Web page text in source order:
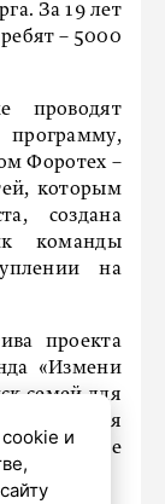
За 19 лет
– 5000
проводят
Форотех –
которым
создана
команды
на
проекта
«Измени
семей для
для
10 лет. Уже
дом.
и